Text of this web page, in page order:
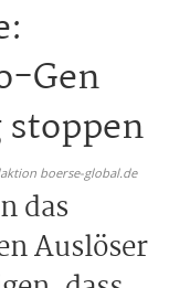
Gen
boerse-global.de
das
Auslöser